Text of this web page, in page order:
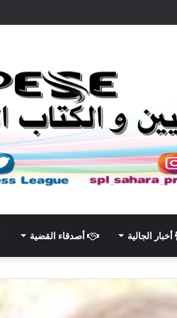
أخبار الجالية أصدقاء القضية